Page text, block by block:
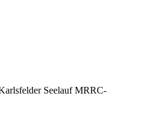
Seelauf MRRC-